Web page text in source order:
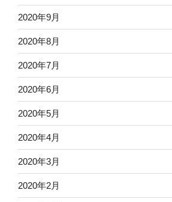
2020年9月
2020年8月
2020年7月
2020年6月
2020年5月
2020年4月
2020年3月
2020年2月